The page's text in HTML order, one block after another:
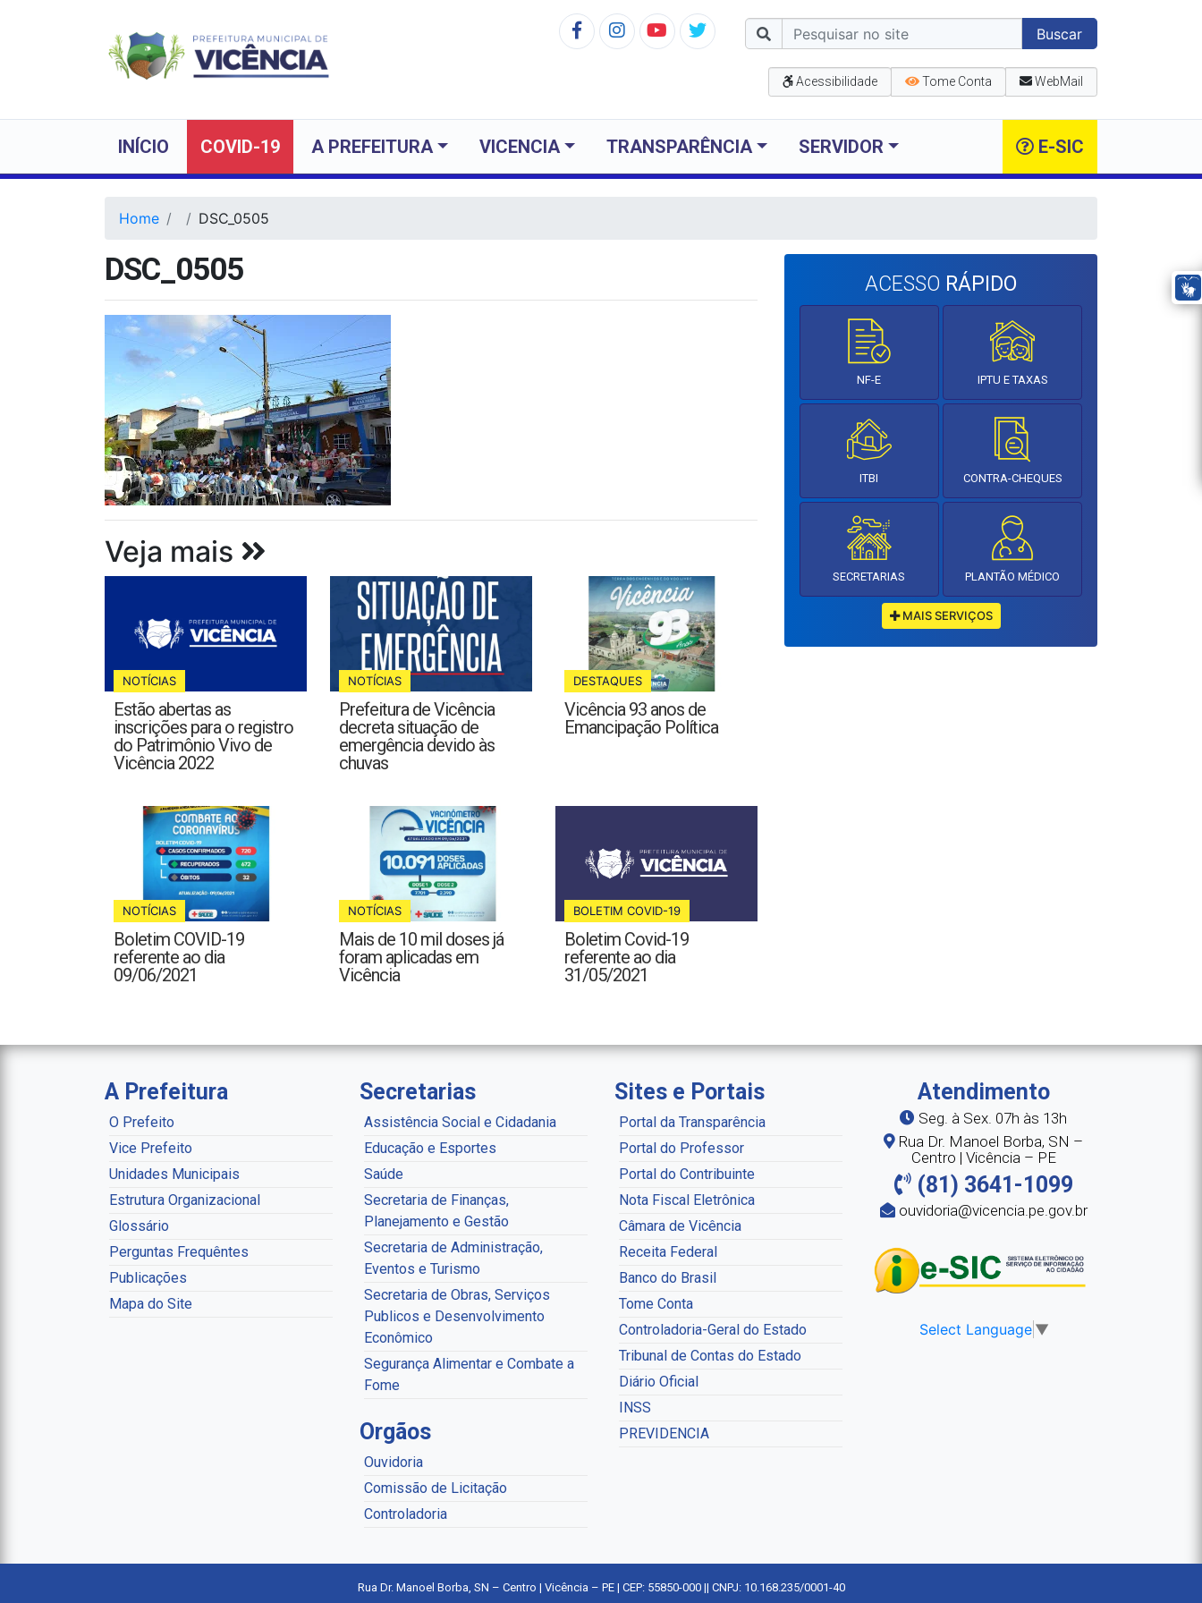
Buscar
Acessibilidade Tome Conta WebMail
INÍCIO COVID-19 A PREFEITURA VICENCIA TRANSPARÊNCIA SERVIDOR E-SIC
Home DSC_0505
DSC_0505
Veja mais
NOTÍCIAS
Estão abertas as
inscrições para o registro
do Patrimônio Vivo de
Vicência 2022
NOTÍCIAS
Prefeitura de Vicência
decreta situação de
emergência devido às
chuvas
DESTAQUES
Vicência 93 anos de
Emancipação Política
NOTÍCIAS
Boletim COVID-19
referente ao dia
09/06/2021
NOTÍCIAS
Mais de 10 mil doses já
foram aplicadas em
Vicência
BOLETIM COVID-19
Boletim Covid-19
referente ao dia
31/05/2021
ACESSO RÁPIDO
NF-E IPTU E TAXAS
ITBI CONTRA-CHEQUES
SECRETARIAS PLANTÃO MÉDICO
MAIS SERVIÇOS
A Prefeitura
O Prefeito
Vice Prefeito
Unidades Municipais
Estrutura Organizacional
Glossário
Perguntas Frequêntes
Publicações
Mapa do Site
Secretarias
Assistência Social e Cidadania
Educação e Esportes
Saúde
Secretaria de Finanças,
Planejamento e Gestão
Secretaria de Administração,
Eventos e Turismo
Secretaria de Obras, Serviços
Publicos e Desenvolvimento
Econômico
Segurança Alimentar e Combate a
Fome
Orgãos
Ouvidoria
Comissão de Licitação
Controladoria
Sites e Portais
Portal da Transparência
Portal do Professor
Portal do Contribuinte
Nota Fiscal Eletrônica
Câmara de Vicência
Receita Federal
Banco do Brasil
Tome Conta
Controladoria-Geral do Estado
Tribunal de Contas do Estado
Diário Oficial
INSS
PREVIDENCIA
Atendimento
Seg. à Sex. 07h às 13h
Rua Dr. Manoel Borba, SN –
Centro | Vicência – PE
(81) 3641-1099
ouvidoria@vicencia.pe.gov.br
Select Language ▼
Rua Dr. Manoel Borba, SN – Centro | Vicência – PE | CEP: 55850-000 || CNPJ: 10.168.235/0001-40